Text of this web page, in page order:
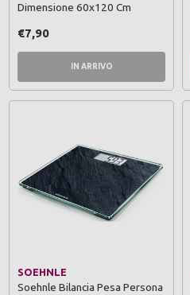
Dimensione 60x120 Cm
€7,90
IN ARRIVO
SOEHNLE
Soehnle Bilancia Pesa Persona